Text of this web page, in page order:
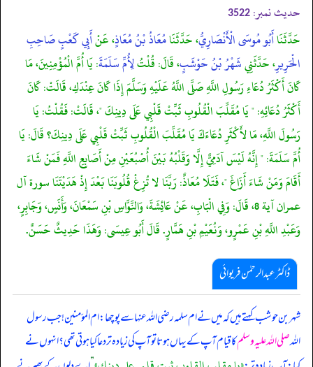
حدیث نمبر: 3522
حَدَّثَنَاأَبُو مُوسَى الْأَنْصَارِيُّ، حَدَّثَنَامُعَاذُ بْنُ مُعَاذٍ، عَنْأَبِي كَعْبٍ صَاحِبِ
الْحَرِيرِ، حَدَّثَنِيشَهْرُ بْنُ حَوْشَبٍ، قَالَ: قُلْتُلِأُمِّ سَلَمَةَ: يَا أُمَّ الْمُؤْمِنِينَ، مَا
كَانَ أَكْثَرُ دُعَاءِ رَسُولِ اللَّهِ صَلَّى اللَّهُ عَلَيْهِ وَسَلَّمَ إِذَا كَانَ عِنْدَكِ، قَالَتْ: كَانَ
أَكْثَرُ دُعَائِهِ: " يَا مُقَلِّبَ الْقُلُوبِ ثَبِّتْ قَلْبِي عَلَى دِينِكَ "، قَالَتْ: فَقُلْتُ: يَا
رَسُولَ اللَّهِ، مَا لأَكْثَرِ دُعَاءَكَ يَا مُقَلِّبَ الْقُلُوبِ ثَبِّتْ قَلْبِي عَلَى دِينِكَ؟ قَالَ: يَا
أُمَّ سَلَمَةَ: " إِنَّهُ لَيْسَ آدَمِيٌّ إِلَّا وَقَلْبُهُ بَيْنَ أُصْبُعَيْنِ مِنْ أَصَابِعِ اللَّهِ فَمَنْ شَاءَ
أَقَامَ وَمَنْ شَاءَ أَزَاغَ "، فَتَلَا مُعَاذٌ: رَبَّنَا لا تُزِغْ قُلُوبَنَا بَعْدَ إِذْ هَدَيْتَنَا سورة آل
عمران آية 8، قَالَ: وَفِي الْبَابِ، عَنْ عَائِشَةَ، وَالنَّوَّاسِ بْنِ سَمْعَانَ، وَأَنَسٍ، وَجَابِرٍ،
وَعَبْدِ اللَّهِ بْنِ عَمْرٍو، وَنُعَيْمِ بْنِ هَمَّارٍ. قَالَ أَبُو عِيسَى: وَهَذَا حَدِيثٌ حَسَنٌ.
ڈاکٹر عبدالرحمٰن فریوائی
شہر بن حوشب کہتے ہیں کہمیں نے ام سلمہ رضی الله عنہا سے پوچھا: ام المؤمنین! جب رسول
اللہصلی اللہ علیہ وسلمکا قیام آپ کے یہاں ہوتا تو آپ کی زیادہ تر دعا کیا ہوتی تھی؟ انہوں نے